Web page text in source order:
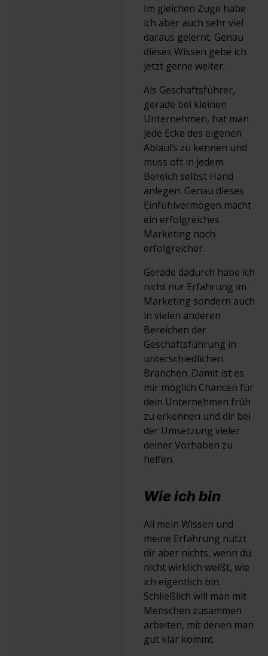
Im gleichen Zuge habe
ich aber auch sehr viel
daraus gelernt. Genau
dieses Wissen gebe ich
jetzt gerne weiter.
Als Geschäftsführer,
gerade bei kleinen
Unternehmen, hat man
jede Ecke des eigenen
Ablaufs zu kennen und
muss oft in jedem
Bereich selbst Hand
anlegen. Genau dieses
Einfühlvermögen macht
ein erfolgreiches
Marketing noch
erfolgreicher.
Gerade dadurch habe ich
nicht nur Erfahrung im
Marketing sondern auch
in vielen anderen
Bereichen der
Geschäftsführung in
unterschiedlichen
Branchen. Damit ist es
mir möglich Chancen für
dein Unternehmen früh
zu erkennen und dir bei
der Umsetzung vieler
deiner Vorhaben zu
helfen.
Wie ich bin
All mein Wissen und
meine Erfahrung nützt
dir aber nichts, wenn du
nicht wirklich weißt, wie
ich eigentlich bin.
Schließlich will man mit
Menschen zusammen
arbeiten, mit denen man
gut klar kommt.